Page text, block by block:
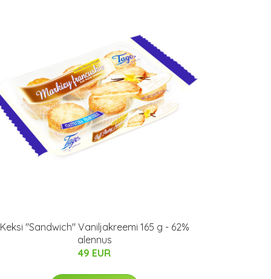
Keksi "Sandwich" Vaniljakreemi 165 g - 62%
alennus
49 EUR